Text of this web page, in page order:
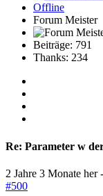
Offline
Forum Meister
Beiträge: 791
Thanks: 234
Re: Parameter w
2 Jahre 3 Monate her-
#500